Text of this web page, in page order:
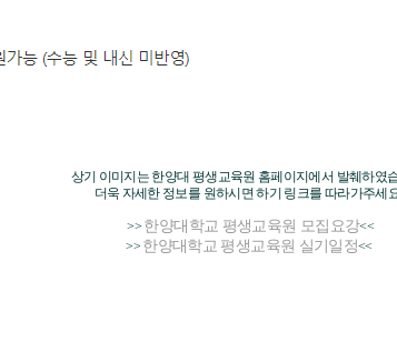
상기 이미지는 한양대 평생교육원 홈페이지에서 발췌하였
더욱 자세한 정보를 원하시면 하기 링크를 따라가주세
>> 한양대학교 평생교육원 모집요강<<
>> 한양대학교 평생교육원 실기일정<<